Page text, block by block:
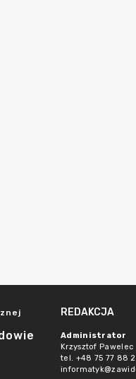
REDAKCJA
Administrator
Krzysztof Pawelec
tel. +48 75 77 88